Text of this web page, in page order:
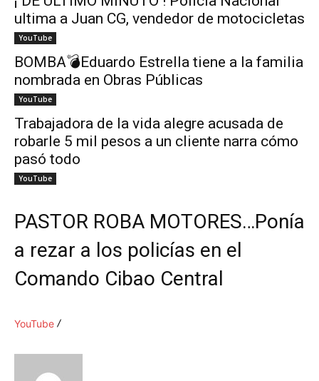
ultima a Juan CG, vendedor de motocicletas
YouTube
BOMBA💣Eduardo Estrella tiene a la familia
nombrada en Obras Públicas
YouTube
Trabajadora de la vida alegre acusada de
robarle 5 mil pesos a un cliente narra cómo
pasó todo
YouTube
PASTOR ROBA MOTORES…Ponía
a rezar a los policías en el
Comando Cibao Central
YouTube